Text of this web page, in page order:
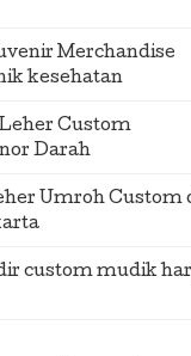
Merchandise
kesehatan
Custom
Darah
Umroh Custom
custom mudik